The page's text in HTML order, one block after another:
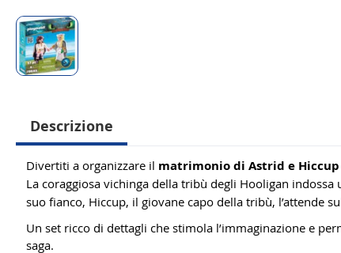
Descrizione
Divertiti a organizzare il matrimonio di Astrid e Hiccup
La coraggiosa vichinga della tribù degli Hooligan indossa
suo fianco, Hiccup, il giovane capo della tribù, l’attende
Un set ricco di dettagli che stimola l’immaginazione e
saga.